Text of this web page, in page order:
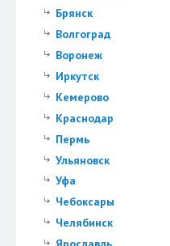
Брянск
Волгоград
Воронеж
Иркутск
Кемерово
Краснодар
Пермь
Ульяновск
Уфа
Чебоксары
Челябинск